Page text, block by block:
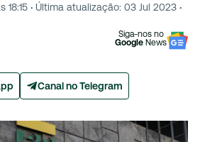
18:15 · Última atualização: 03 Jul 2023 ·
Siga-nos no
Google News
Canal no Telegram